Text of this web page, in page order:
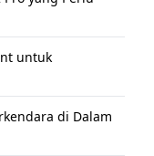
untuk
di Dalam